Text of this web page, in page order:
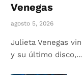
Venegas
agosto 5, 2026
Julieta Venegas
y su último disco,…